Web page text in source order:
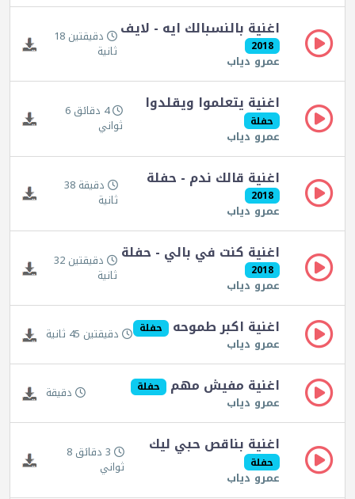
اغنية بالنسبالك ايه - لايف
2018
عمرو دياب
دقيقتين 18
ثانية
اغنية يتعلموا ويقلدوا
حفلة
عمرو دياب
4 دقائق 6
ثواني
اغنية قالك ندم - حفلة
2018
عمرو دياب
دقيقة 38
ثانية
اغنية كنت في بالي - حفلة
2018
عمرو دياب
دقيقتين 32
ثانية
اغنية اكبر طموحه حفلة
عمرو دياب دقيقتين 45 ثانية
اغنية مفيش مهم حفلة
عمرو دياب دقيقة
اغنية بناقص حبي ليك
حفلة
عمرو دياب
3 دقائق 8
ثواني